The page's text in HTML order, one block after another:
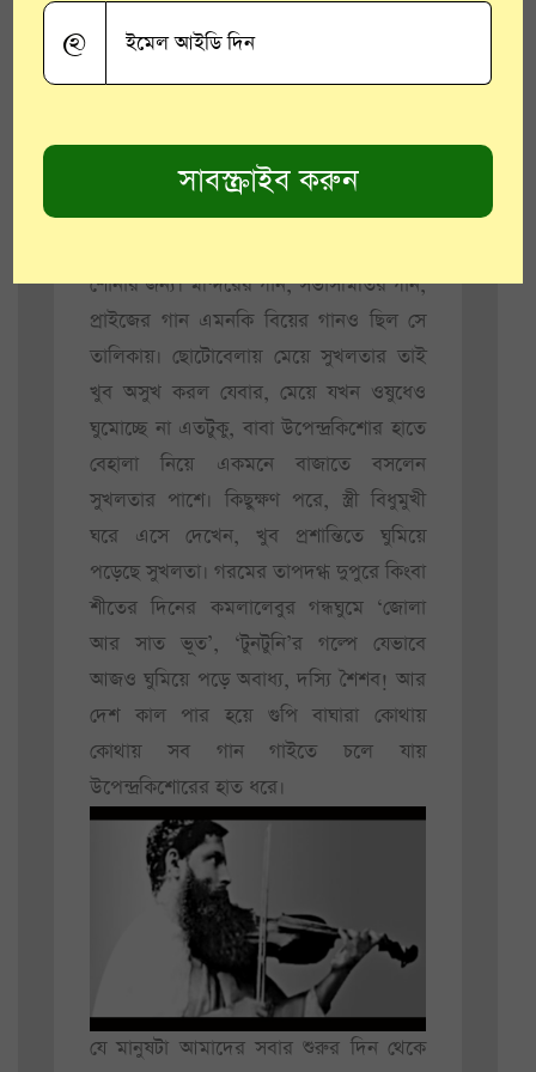
বাঁশি বাজানো এই উপেন্দ্রকিশোর নিজে যেমন
বাঙালি, কেউ মার্কিনি কেউ আবার উত্তর পূর্ব
ভারতের ছাপোষা সাধারণ। সারাক্ষণ যত লোক
তাঁর কাছে আসত বিভিন্ন দরকারে তার অর্ধেক
শোনার জন্য। মন্দিরের গান, সভাসমিতির গান,
প্রাইজের গান এমনকি বিয়ের গানও ছিল সে
তালিকায়। ছোটোবেলায় মেয়ে সুখলতার তাই
খুব অসুখ করল যেবার, মেয়ে যখন ওষুধেও
ঘুমোচ্ছে না এতটুকু, বাবা উপেন্দ্রকিশোর হাতে
বেহালা নিয়ে একমনে বাজাতে বসলেন
সুখলতার পাশে। কিছুক্ষণ পরে, স্ত্রী বিধুমুখী
ঘরে এসে দেখেন, খুব প্রশান্তিতে ঘুমিয়ে
পড়েছে সুখলতা। গরমের তাপদগ্ধ দুপুরে কিংবা
শীতের দিনের কমলালেবুর গন্ধঘুমে ‘জোলা
আর সাত ভূত’, ‘টুনটুনি’র গল্পে যেভাবে
আজও ঘুমিয়ে পড়ে অবাধ্য, দস্যি শৈশব! আর
দেশ কাল পার হয়ে গুপি বাঘারা কোথায়
কোথায় সব গান গাইতে চলে যায়
উপেন্দ্রকিশোরের হাত ধরে।
যে মানুষটা আমাদের সবার শুরুর দিন থেকে
@